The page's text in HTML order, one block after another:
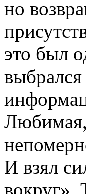
но
это был
Любимая,
И взял
вокруг».